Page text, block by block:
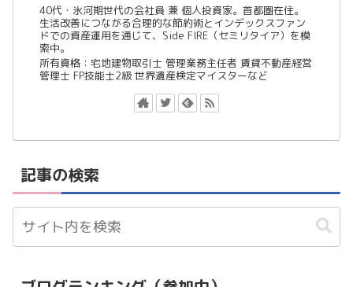
40代・氷河期世代の会社員 兼 個人投資家。首都圏在住。
生活改善につながる合理的な節約術とインデックスファン
ドでの資産運用を通じて、Side FIRE（セミリタイア）を模
索中。
所有資格：宅地建物取引士 管理業務主任者 賃貸不動産経営
管理士 FP技能士2級 世界遺産検定マイスターなど
記事の検索